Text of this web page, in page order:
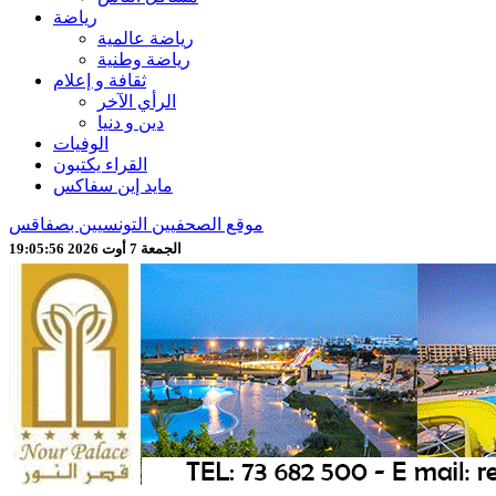
رياضة
رياضة عالمية
رياضة وطنية
ثقافة و إعلام
الرأي الآخر
دين و دنيا
الوفيات
القراء يكتبون
مايد إين سفاكس
موقع الصحفيين التونسيين بصفاقس
الجمعة 7 أوت 2026 19:05:59